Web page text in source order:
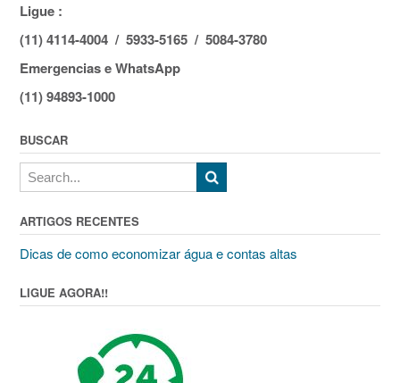
Ligue :
(11) 4114-4004 / 5933-5165 / 5084-3780
Emergencias e WhatsApp
(11) 94893-1000
BUSCAR
ARTIGOS RECENTES
Dicas de como economizar água e contas altas
LIGUE AGORA!!